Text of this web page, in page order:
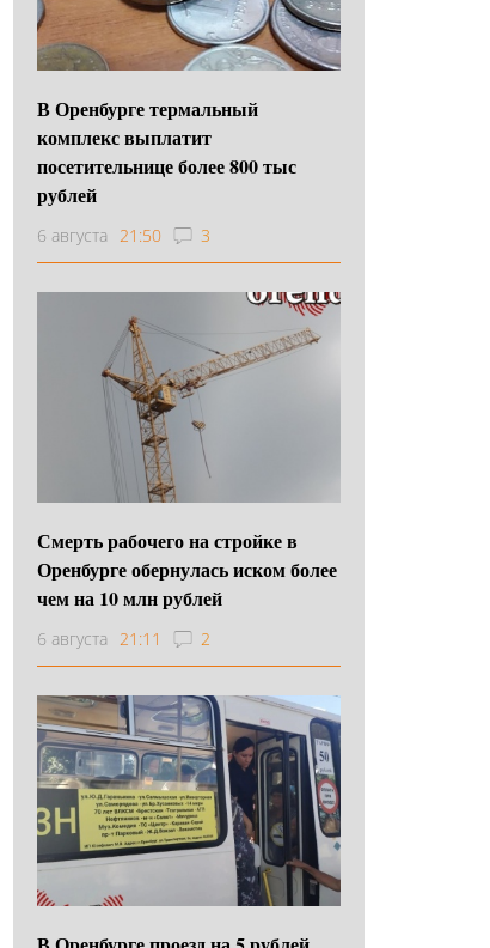
В Оренбурге термальный
комплекс выплатит
посетительнице более 800 тыс
рублей
6 августа 21:50 3
Смерть рабочего на стройке в
Оренбурге обернулась иском более
чем на 10 млн рублей
6 августа 21:11 2